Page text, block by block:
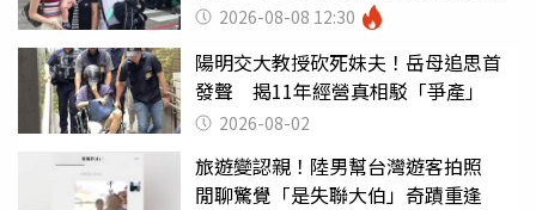
2026-08-08 12:30
陽明交大教授砍死妹夫！岳母追思首
發聲 揭11年經營真相駁「爭產」
2026-08-02
旅遊變認親！陸男幫台灣遊客拍照
閒聊驚覺「是失聯大伯」奇蹟重逢